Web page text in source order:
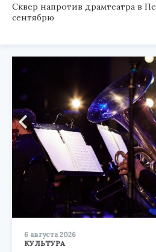
Сквер напротив драмтеатра в
сентябрю
6 августа 2026
КУЛЬТУРА